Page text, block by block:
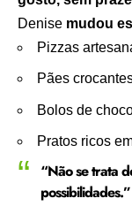
Denise mudou
Pizzas
Pães
Bolos de
Pratos ricos
“Não se trata
possibilidades.”